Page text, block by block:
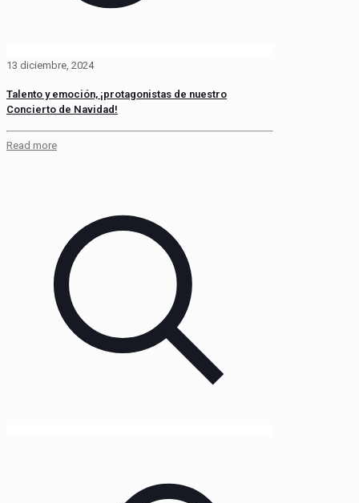
13 diciembre, 2024
Talento y emoción, ¡protagonistas de nuestro
Concierto de Navidad!
Read more